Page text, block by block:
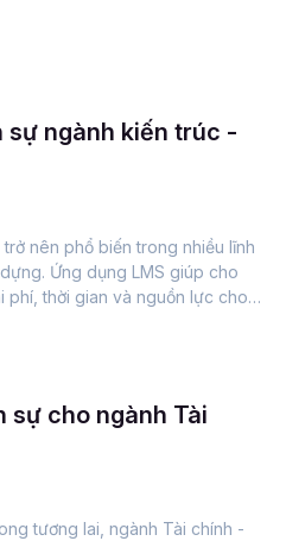
sự ngành kiến trúc -
nên phổ biến trong nhiều lĩnh
Ứng dụng LMS giúp cho
thời gian và nguồn lực cho
sự cho ngành Tài
tương lai, ngành Tài chính -